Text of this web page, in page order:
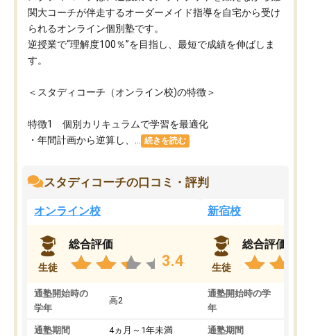
関大コーチが伴走するオーダーメイド指導を自宅から受け
られるオンライン個別塾です。
逆授業で“理解度100％”を目指し、最短で成績を伸ばしま
す。
＜スタディコーチ（オンライン校)の特徴＞
特徴1 個別カリキュラムで学習を最適化
・年間計画から逆算し、...
続きを読む
スタディコーチの口コミ・評判
オンライン校
生徒
総合評価
3.4
通塾開始時の
学年
高2
通塾期間 4ヵ月～1年未満
新宿校
生徒
総合評価
通塾開始時の学
年
通塾期間